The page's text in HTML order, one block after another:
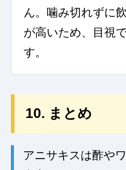
ん。噛み切れずに
が高いため、目視
す。
10. まとめ
アニサキスは酢や